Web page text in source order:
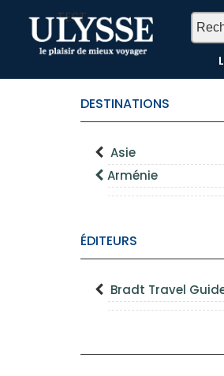
TEST
DESTINATIONS
Asie
Arménie
ÉDITEURS
Bradt Travel